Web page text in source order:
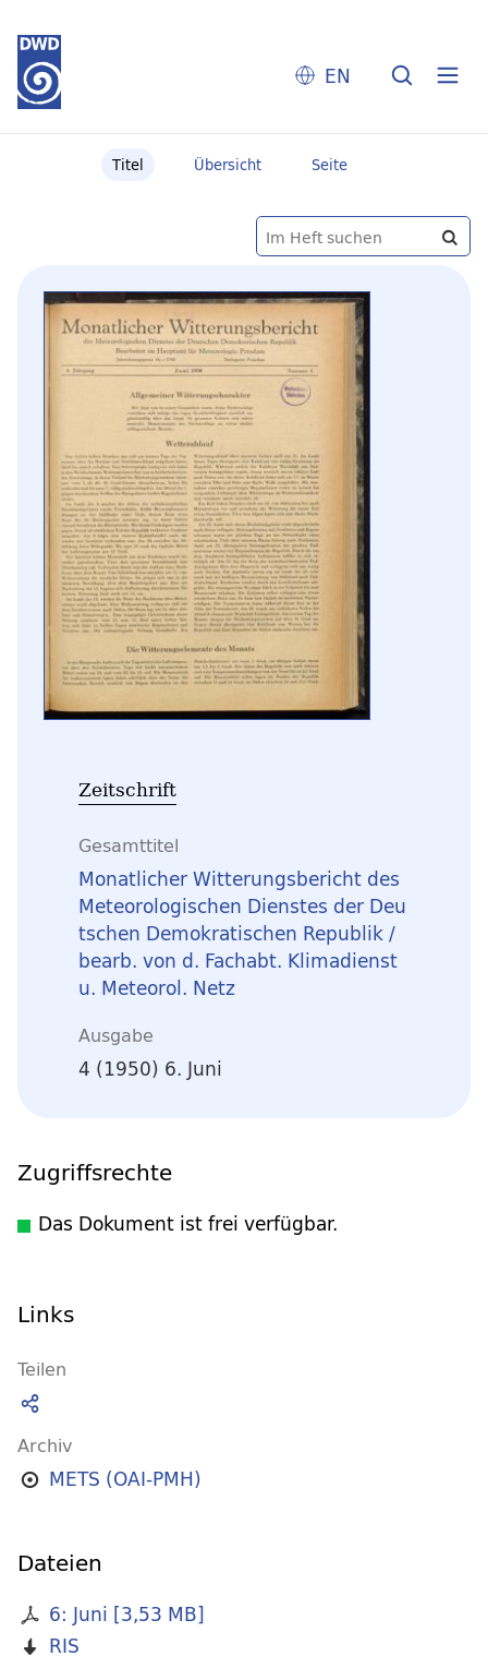
EN
Titel Übersicht Seite
Zeitschrift
Gesamttitel
Monatlicher Witterungsbericht des
Meteorologischen Dienstes der Deu
tschen Demokratischen Republik /
bearb. von d. Fachabt. Klimadienst
u. Meteorol. Netz
Ausgabe
4 (1950) 6. Juni
Zugriffsrechte
Das Dokument ist frei verfügbar.
Links
Teilen
Archiv
METS (OAI-PMH)
Dateien
6: Juni [3,53 MB]
RIS